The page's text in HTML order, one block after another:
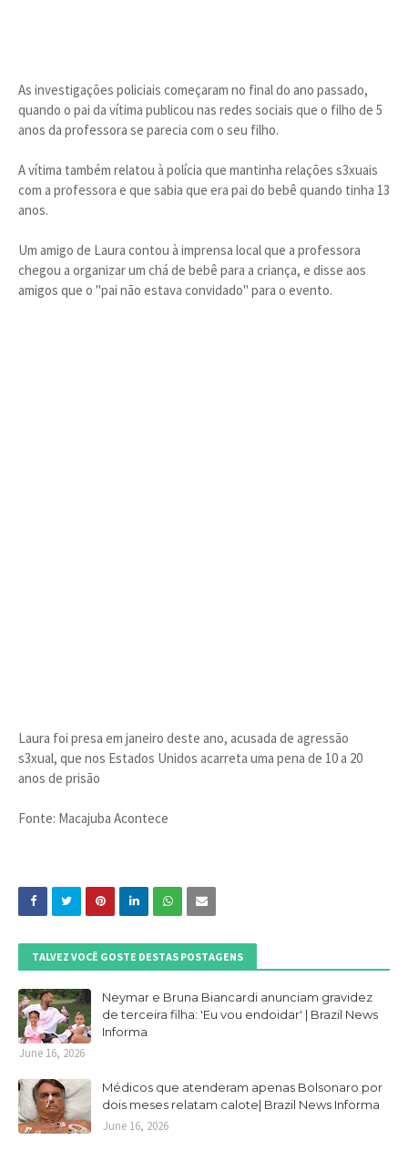
As investigações policiais começaram no final do ano passado,
quando o pai da vítima publicou nas redes sociais que o filho de 5
anos da professora se parecia com o seu filho.
A vítima também relatou à polícia que mantinha relações s3xuais
com a professora e que sabia que era pai do bebê quando tinha 13
anos.
Um amigo de Laura contou à imprensa local que a professora
chegou a organizar um chá de bebê para a criança, e disse aos
amigos que o "pai não estava convidado" para o evento.
Laura foi presa em janeiro deste ano, acusada de agressão
s3xual, que nos Estados Unidos acarreta uma pena de 10 a 20
anos de prisão
Fonte: Macajuba Acontece
TALVEZ VOCÊ GOSTE DESTAS POSTAGENS
Neymar e Bruna Biancardi anunciam gravidez
de terceira filha: 'Eu vou endoidar' | Brazil News
Informa
June 16, 2026
Médicos que atenderam apenas Bolsonaro por
dois meses relatam calote| Brazil News Informa
June 16, 2026